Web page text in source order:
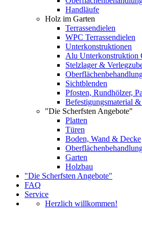
Handläufe
Holz im Garten
Terrassendielen
WPC Terrassendielen
Unterkonstruktionen
Alu Unterkonstruktion
Stelzlager &
Sichtblenden
Pfosten, Rundhölzer,
Befestigungsmaterial
"Die Scherfsten Angebote"
Platten
Türen
Boden, Wand & Decke
Garten
Holzbau
"Die Scherfsten Angebote"
FAQ
Service
Herzlich willkommen!